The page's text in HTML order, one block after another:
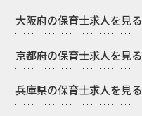
大阪府の保育士求人を見る
京都府の保育士求人を見る
兵庫県の保育士求人を見る